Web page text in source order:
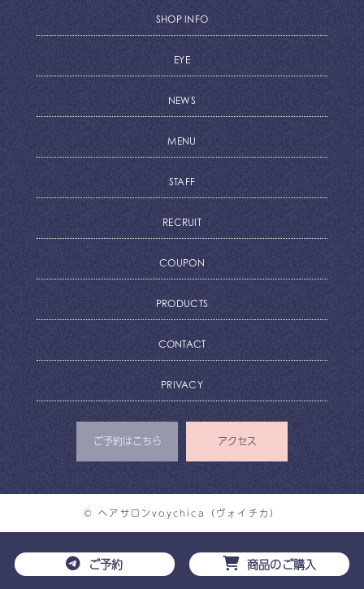
SHOP INFO
EYE
NEWS
MENU
STAFF
RECRUIT
COUPON
PRODUCTS
CONTACT
PRIVACY
ご予約はこちら アクセス
ご予約 商品のご購入
© ヘアサロンvoychica（ヴォイチカ）